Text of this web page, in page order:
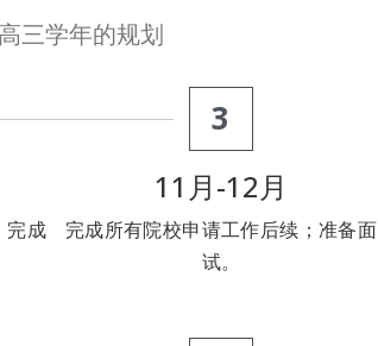
三学年的规划
完成
3
11月-12月
完成所有院校申请工作后续；准备面
试。